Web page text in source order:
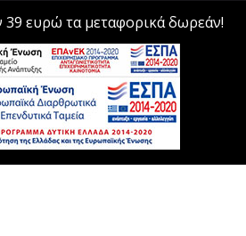
ευρώ τα μεταφορικά δωρεάν!